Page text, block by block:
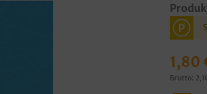
P
1,80
Brutto: